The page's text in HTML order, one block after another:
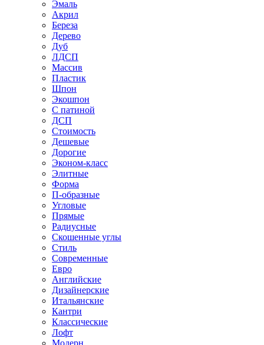
Эмаль
Акрил
Береза
Дерево
Дуб
ЛДСП
Массив
Пластик
Шпон
Экошпон
С патиной
ДСП
Стоимость
Дешевые
Дорогие
Эконом-класс
Элитные
Форма
П-образные
Угловые
Прямые
Радиусные
Скошенные углы
Стиль
Современные
Евро
Английские
Дизайнерские
Итальянские
Кантри
Классические
Лофт
Модерн